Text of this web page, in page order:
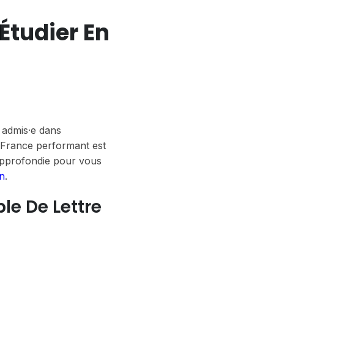
En
dans
performant est
pour vous
.
De Lettre